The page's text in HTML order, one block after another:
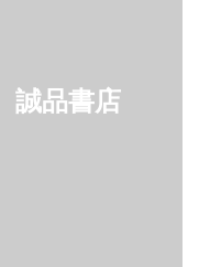
誠品書店